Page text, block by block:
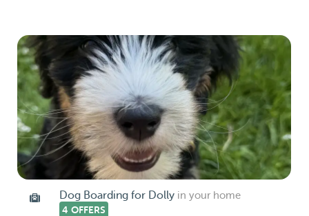
Dog Boarding for Dolly in your home
4 OFFERS